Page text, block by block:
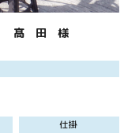
髙 田 様
仕掛